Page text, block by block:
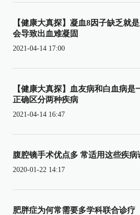
【健康大真探】凝血8因子缺乏就
会导致出血难凝固
2021-04-14 17:00
【健康大真探】血友病和白血病
正确区分两种疾病
2021-04-14 16:47
腹腔镜手术优点多 常适用这些疾病
2020-01-22 14:17
肥胖症为何常需要多学科联合诊疗